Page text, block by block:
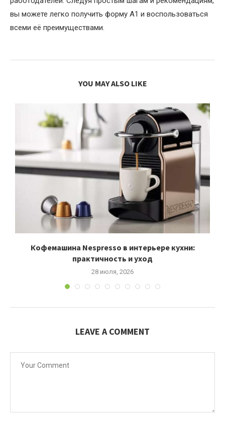
вы можете легко получить форму A1 и воспользоваться
всеми её преимуществами.
YOU MAY ALSO LIKE
Кофемашина Nespresso в интерьере кухни:
практичность и уход
28 июля, 2026
LEAVE A COMMENT